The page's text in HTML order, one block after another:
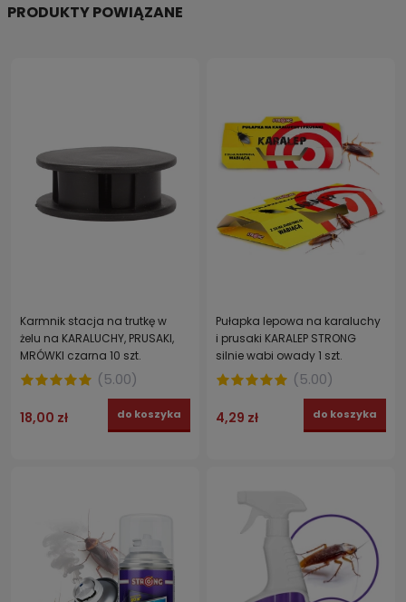
PRODUKTY POWIĄZANE
Karmnik stacja na trutkę w
żelu na KARALUCHY, PRUSAKI,
MRÓWKI czarna 10 szt.
(5.00)
18,00 zł do koszyka
Pułapka lepowa na karaluchy
i prusaki KARALEP STRONG
silnie wabi owady 1 szt.
(5.00)
4,29 zł do koszyka